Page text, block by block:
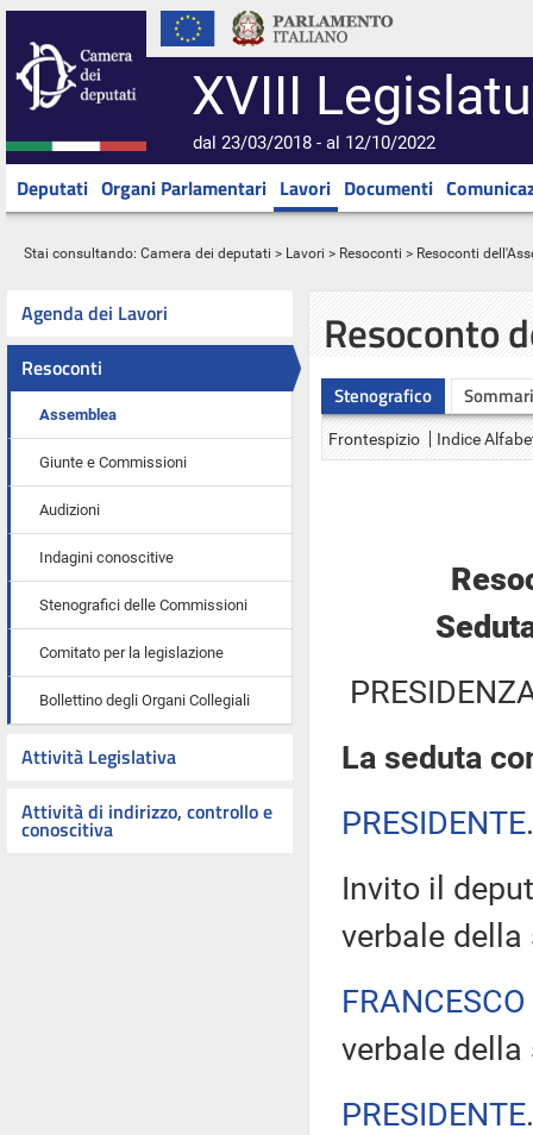
XVIII
dal 23/03/2018 - al 12/10/2022
Deputati Organi Parlamentari Lavori Documenti
Stai consultando: Camera dei deputati > Lavori > Resoconti > Resoconti
Agenda dei Lavori
Resoconti
Assemblea
Giunte e Commissioni
Audizioni
Indagini conoscitive
Stenografici delle Commissioni
Comitato per la legislazione
Bollettino degli Organi Collegiali
Attività Legislativa
Attività di indirizzo, controllo e
conoscitiva
Resoconto
Stenografico
Frontespizio Indice
La seduta
PRESIDENTE
Invito il
verbale della
verbale
PRESIDENTE